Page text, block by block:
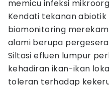
memicu infeksi
Kendati tekanan
biomonitoring
alami berupa
Siltasi efluen lumpur
kehadiran ikan-ikan
toleran terhadap